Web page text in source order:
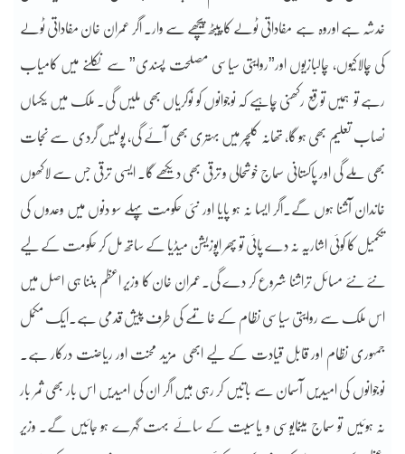
خدشہ ہے اوروہ ہے مفاداتی ٹولے کا پیٹھ پیچھے سے وار۔ اگر عمران خان مفاداتی ٹولے
کی چالاکیوں، چالبازیوں اور”روایتی سیاسی مصلحت پسندی” سے نکلنے میں کامیاب
رہے تو ہمیں توقع رکھنی چاہیے کہ نوجوانوں کو نوکریاں بھی ملیں گی۔ ملک میں یکساں
نصاب تعلیم بھی ہو گا، تھانہ کلچر میں بہتری بھی آئے گی، پولیس گردی سے نجات
بھی ملے گی اور پاکستانی سماج خوشحالی و ترقی بھی دیکھے گا۔ ایسی ترقی جس سے لاکھوں
خاندان آشنا ہوں گے۔اگر ایسا نہ ہو پایا اور نئی حکومت پہلے سو دنوں میں وعدوں کی
تکمیل کا کوئی اشاریہ نہ دے پائی تو پھر اپوزیشن میڈیا کے ساتھ مل کر حکومت کے لیے
نئے نئے مسائل تراشنا شروع کر دے گی۔عمران خان کا وزیر اعظم بننا ہی اصل میں
اس ملک سے روایتی سیاسی نظام کے خاتمے کی طرف پیش قدمی ہے۔ایک مکمل
جمہوری نظام اور قابل قیادت کے لیے ابھی مزید محنت اور ریاضت درکار ہے۔
نوجوانوں کی امیدیں آسمان سے باتیں کر رہی ہیں اگر ان کی امیدیں اس بار بھی ثمر بار
نہ ہوئیں تو سماج میںمایوسی و یاسیت کے سائے بہت گہرے ہو جائیں گے۔ وزیر